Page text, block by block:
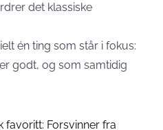
det klassiske
én ting som står i fokus:
godt, og som samtidig
favoritt: Forsvinner fra